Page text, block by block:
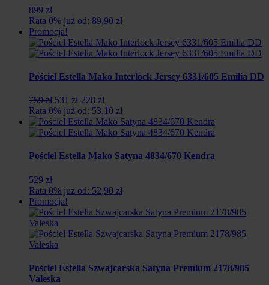
899 zł
Rata 0% już od: 89,90 zł
Promocja!
Pościel Estella Mako Interlock Jersey 6331/605 Emilia DD
759 zł Pierwotna
cena
wynosiła:
759
531 złAktualna
cena
wynosi:
531
-228 zł
Rata 0% już od: 53,10 zł
Pościel Estella Mako Satyna 4834/670 Kendra
529 zł
Rata 0% już od: 52,90 zł
Promocja!
Pościel Estella Szwajcarska Satyna Premium 2178/985
Valeska